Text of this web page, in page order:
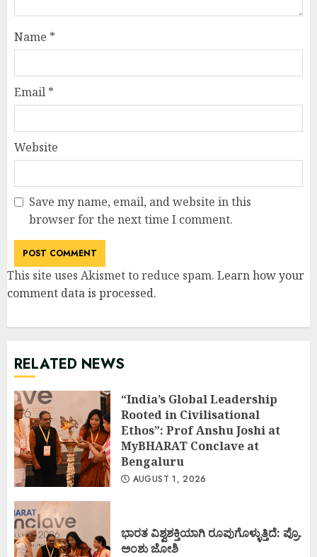
Name *
Email *
Website
Save my name, email, and website in this
browser for the next time I comment.
This site uses Akismet to reduce spam. Learn how your
comment data is processed.
RELATED NEWS
“India’s Global Leadership
Rooted in Civilisational
Ethos”: Prof Anshu Joshi at
MyBHARAT Conclave at
Bengaluru
AUGUST 1, 2026
ಭಾರತ ವಿಶ್ವಶಕ್ತಿಯಾಗಿ ರೂಪುಗೊಳ್ಳುತ್ತಿದೆ: ಪ್ರೊ.
ಅಂಶು ಜೋಶಿ